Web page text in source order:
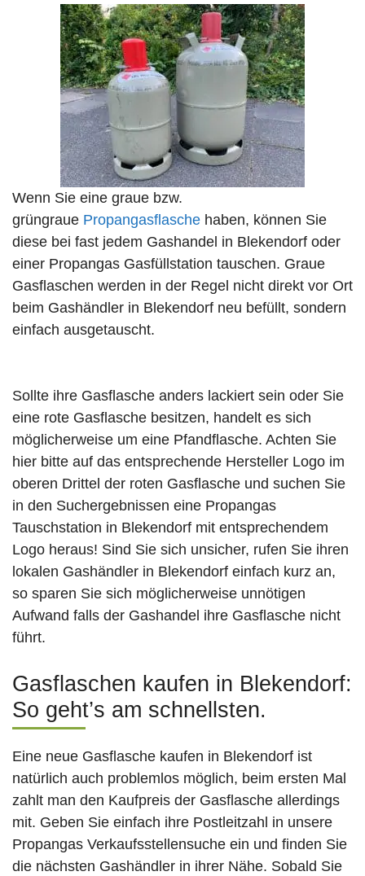
Wenn Sie eine graue bzw.
grüngraue Propangasflasche haben, können Sie
diese bei fast jedem Gashandel in Blekendorf oder
einer Propangas Gasfüllstation tauschen. Graue
Gasflaschen werden in der Regel nicht direkt vor Ort
beim Gashändler in Blekendorf neu befüllt, sondern
einfach ausgetauscht.
Sollte ihre Gasflasche anders lackiert sein oder Sie
eine rote Gasflasche besitzen, handelt es sich
möglicherweise um eine Pfandflasche. Achten Sie
hier bitte auf das entsprechende Hersteller Logo im
oberen Drittel der roten Gasflasche und suchen Sie
in den Suchergebnissen eine Propangas
Tauschstation in Blekendorf mit entsprechendem
Logo heraus! Sind Sie sich unsicher, rufen Sie ihren
lokalen Gashändler in Blekendorf einfach kurz an,
so sparen Sie sich möglicherweise unnötigen
Aufwand falls der Gashandel ihre Gasflasche nicht
führt.
Gasflaschen kaufen in Blekendorf:
So geht’s am schnellsten.
Eine neue Gasflasche kaufen in Blekendorf ist
natürlich auch problemlos möglich, beim ersten Mal
zahlt man den Kaufpreis der Gasflasche allerdings
mit. Geben Sie einfach ihre Postleitzahl in unsere
Propangas Verkaufsstellensuche ein und finden Sie
die nächsten Gashändler in ihrer Nähe. Sobald Sie